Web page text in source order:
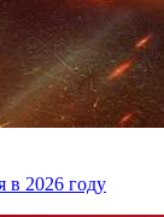
в 2026 году